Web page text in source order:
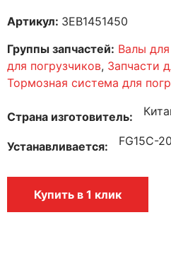
Артикул: 3EB1451450
Группы запчастей: Валы
для погрузчиков, Запчасти
Тормозная система для
Страна изготовитель
Устанавливается FG15C-20
Купить в 1 клик